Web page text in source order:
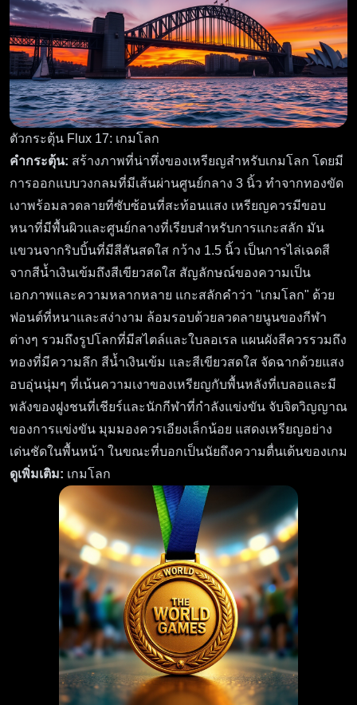
ตัวกระตุ้น Flux 17: เกมโลก
คำกระตุ้น: สร้างภาพที่น่าทึ่งของเหรียญสำหรับเกมโลก โดยมี
การออกแบบวงกลมที่มีเส้นผ่านศูนย์กลาง 3 นิ้ว ทำจากทองขัด
เงาพร้อมลวดลายที่ซับซ้อนที่สะท้อนแสง เหรียญควรมีขอบ
หนาที่มีพื้นผิวและศูนย์กลางที่เรียบสำหรับการแกะสลัก มัน
แขวนจากริบบิ้นที่มีสีสันสดใส กว้าง 1.5 นิ้ว เป็นการไล่เฉดสี
จากสีน้ำเงินเข้มถึงสีเขียวสดใส สัญลักษณ์ของความเป็น
เอกภาพและความหลากหลาย แกะสลักคำว่า "เกมโลก" ด้วย
ฟอนต์ที่หนาและสง่างาม ล้อมรอบด้วยลวดลายนูนของกีฬา
ต่างๆ รวมถึงรูปโลกที่มีสไตล์และใบลอเรล แผนผังสีควรรวมถึง
ทองที่มีความลึก สีน้ำเงินเข้ม และสีเขียวสดใส จัดฉากด้วยแสง
อบอุ่นนุ่มๆ ที่เน้นความเงาของเหรียญกับพื้นหลังที่เบลอและมี
พลังของฝูงชนที่เชียร์และนักกีฬาที่กำลังแข่งขัน จับจิตวิญญาณ
ของการแข่งขัน มุมมองควรเอียงเล็กน้อย แสดงเหรียญอย่าง
เด่นชัดในพื้นหน้า ในขณะที่บอกเป็นนัยถึงความตื่นเต้นของเกม
ดูเพิ่มเติม: เกมโลก